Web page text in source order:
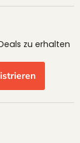
zu erhalten